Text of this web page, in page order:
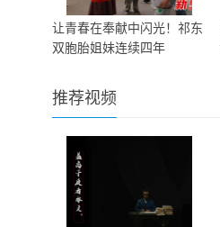
让青春在奉献中闪光！祁东
双胞胎姐妹连续四年
推荐视频